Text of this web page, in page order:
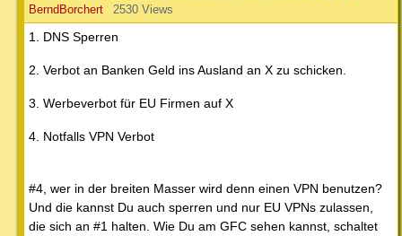
BerndBorchert
2530 Views
1. DNS Sperren
2. Verbot an Banken Geld ins Ausland an X zu schicken.
3. Werbeverbot für EU Firmen auf X
4. Notfalls VPN Verbot
#4, wer in der breiten Masser wird denn einen VPN benutzen?
Und die kannst Du auch sperren und nur EU VPNs zulassen,
die sich an #1 halten. Wie Du am GFC sehen kannst, schaltet